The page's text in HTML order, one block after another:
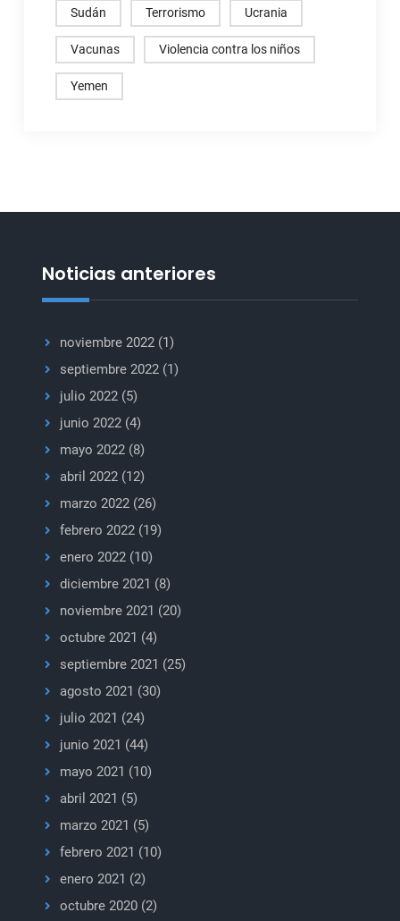
Sudán Terrorismo Ucrania
Vacunas Violencia contra los niños
Yemen
Noticias anteriores
noviembre 2022(1)
septiembre 2022(1)
julio 2022(5)
junio 2022(4)
mayo 2022(8)
abril 2022(12)
marzo 2022(26)
febrero 2022(19)
enero 2022(10)
diciembre 2021 (8)
noviembre 2021 (20)
octubre 2021 (4)
septiembre 2021 (25)
agosto 2021 (30)
julio 2021 (24)
junio 2021 (44)
mayo 2021 (10)
abril 2021 (5)
marzo 2021 (5)
febrero 2021 (10)
enero 2021 (2)
octubre 2020(2)